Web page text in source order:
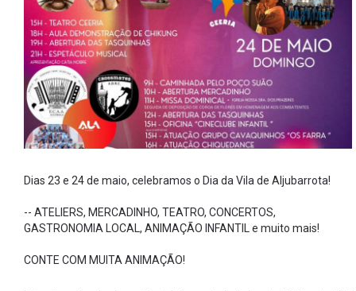
Dias 23 e 24 de maio, celebramos o Dia da Vila de Aljubarrota!
-- ATELIERS, MERCADINHO, TEATRO, CONCERTOS,
GASTRONOMIA LOCAL, ANIMAÇÃO INFANTIL e muito mais!
CONTE COM MUITA ANIMAÇÃO!